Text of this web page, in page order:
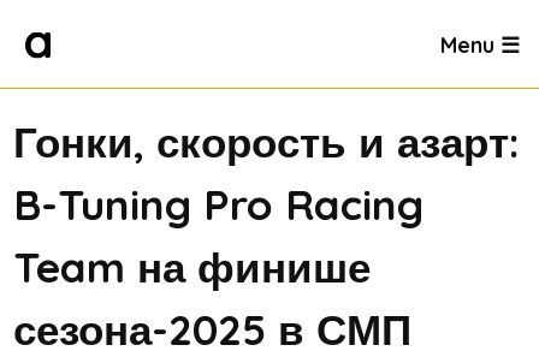
Menu ☰
Гонки, скорость и азарт:
B-Tuning Pro Racing
Team на финише
сезона-2025 в СМП